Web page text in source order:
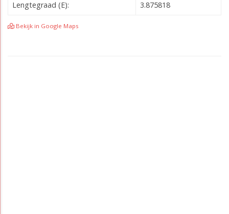
Lengtegraad (E): 3.875818
Bekijk in Google Maps